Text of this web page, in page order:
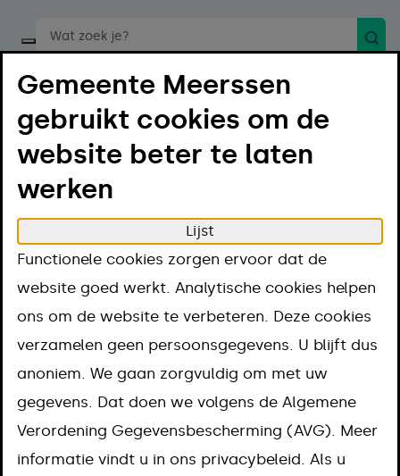
Start een spraakopdracht
Menu
Home Regelen
Bouwen en verbouwen
Monumenten
Monument verbouwen of slopen
Monument
verbouwen of
slopen
Gemeente Meerssen
gebruikt cookies om de
website beter te laten
werken
Lijst
Functionele cookies zorgen ervoor dat de
website goed werkt. Analytische cookies helpen
ons om de website te verbeteren. Deze cookies
verzamelen geen persoonsgegevens. U blijft dus
anoniem. We gaan zorgvuldig om met uw
gegevens. Dat doen we volgens de Algemene
Verordening Gegevensbescherming (AVG). Meer
informatie vindt u in ons privacybeleid. Als u